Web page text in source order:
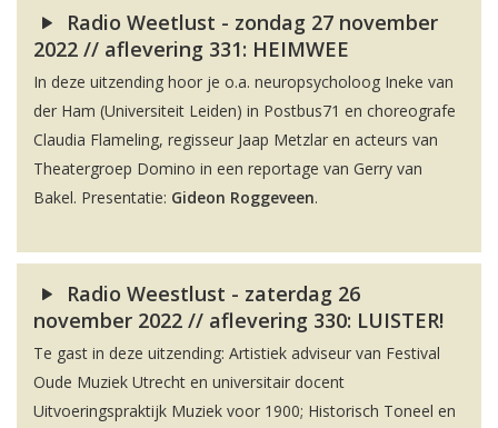
Radio Weetlust - zondag 27 november
2022 // aflevering 331: HEIMWEE
In deze uitzending hoor je o.a. neuropsycholoog Ineke van
der Ham (Universiteit Leiden) in Postbus71 en choreografe
Claudia Flameling, regisseur Jaap Metzlar en acteurs van
Theatergroep Domino in een reportage van Gerry van
Bakel. Presentatie: Gideon Roggeveen.
Radio Weestlust - zaterdag 26
november 2022 // aflevering 330: LUISTER!
Te gast in deze uitzending: Artistiek adviseur van Festival
Oude Muziek Utrecht en universitair docent
Uitvoeringspraktijk Muziek voor 1900; Historisch Toneel en